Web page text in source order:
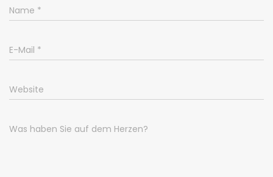
Name *
E-Mail *
Website
Was haben Sie auf dem Herzen?